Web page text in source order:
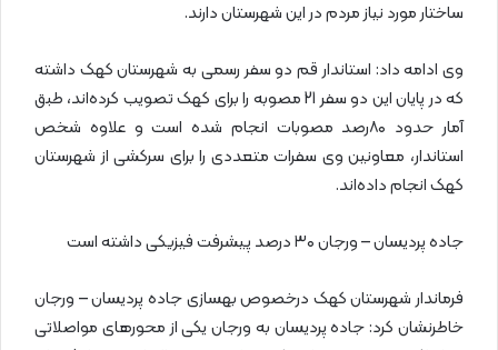
ساختار مورد نیاز مردم در این شهرستان دارند.
وی ادامه داد: استاندار قم دو سفر رسمی به شهرستان کهک داشته
که در پایان این دو سفر 21 مصوبه را برای کهک تصویب کرده‌اند، طبق
آمار حدود ۸۰رصد مصوبات انجام شده است و علاوه شخص
استاندار، معاونین وی سفرات متعددی را برای سرکشی از شهرستان
کهک انجام داده‌اند.
جاده پردیسان – ورجان ۳۰ درصد پیشرفت فیزیکی داشته است
فرماندار شهرستان کهک درخصوص بهسازی جاده پردیسان – ورجان
خاطرنشان کرد: جاده پردیسان به ورجان یکی از محور‌های مواصلاتی